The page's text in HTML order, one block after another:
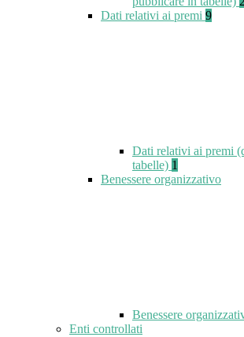
Dati relativi ai premi 9
Dati relativi ai premi
tabelle) 1
Benessere organizzativo
Benessere
Enti controllati